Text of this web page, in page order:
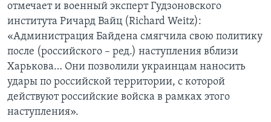
отмечает и военный эксперт Гудзоновского
института Ричард Вайц (Richard Weitz):
«Администрация Байдена смягчила свою политику
после (российского – ред.) наступления вблизи
Харькова… Они позволили украинцам наносить
удары по российской территории, с которой
действуют российские войска в рамках этого
наступления».